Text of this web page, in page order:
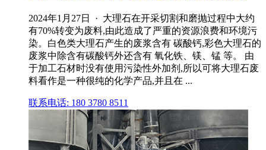
2024年1月27日 · 大理石在开采切割和磨抛过程中大约
有70%转变为废料,由此造成了严重的资源浪费和环境污
染。白色类大理石产生的废浆含有 碳酸钙,彩色大理石的
废浆中除含有碳酸钙外还含有 氧化铁、镁、锰 等。 由
于加工石材时没有使用污染性外加剂,所以可将大理石废
料看作是一种很纯的化学产品,并且在 ...
联系电话: 180 3780 8511